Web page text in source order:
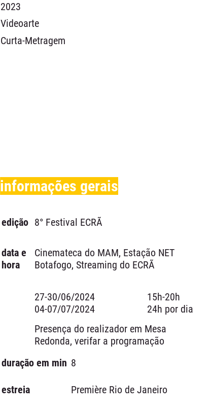
2023
Videoarte
Curta-Metragem
informações gerais
edição 8° Festival ECRÃ
data e
hora
Cinemateca do MAM, Estação NET
Botafogo, Streaming do ECRÃ
27-30/06/2024
04-07/07/2024
15h-20h
24h por dia
Presença do realizador em Mesa
Redonda, verifar a programação
duração em min 8
estreia Première Rio de Janeiro